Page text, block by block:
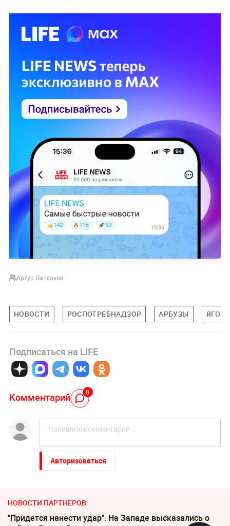
Артур Лапсаков
НОВОСТИ РОСПОТРЕБНАДЗОР АРБУЗЫ
Подписаться на LIFE
Комментарий 0
Авторизоваться
НОВОСТИ ПАРТНЕРОВ
"Придется нанести удар". На Западе высказались о